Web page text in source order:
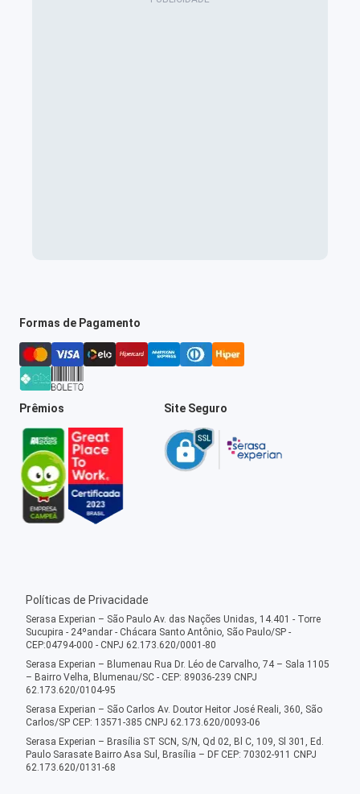
Formas de Pagamento
Prêmios Site Seguro
Políticas de Privacidade
Serasa Experian – São Paulo Av. das Nações Unidas, 14.401 - Torre
Sucupira - 24ºandar - Chácara Santo Antônio, São Paulo/SP -
CEP:04794-000 - CNPJ 62.173.620/0001-80
Serasa Experian – Blumenau Rua Dr. Léo de Carvalho, 74 – Sala 1105
– Bairro Velha, Blumenau/SC - CEP: 89036-239 CNPJ
62.173.620/0104-95
Serasa Experian – São Carlos Av. Doutor Heitor José Reali, 360, São
Carlos/SP CEP: 13571-385 CNPJ 62.173.620/0093-06
Serasa Experian – Brasília ST SCN, S/N, Qd 02, Bl C, 109, Sl 301, Ed.
Paulo Sarasate Bairro Asa Sul, Brasília – DF CEP: 70302-911 CNPJ
62.173.620/0131-68